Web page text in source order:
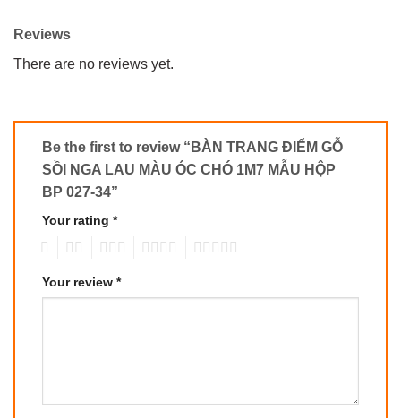
Reviews
There are no reviews yet.
Be the first to review “BÀN TRANG ĐIỂM GỖ
SỒI NGA LAU MÀU ÓC CHÓ 1M7 MẪU HỘP
BP 027-34”
Your rating *
Your review *